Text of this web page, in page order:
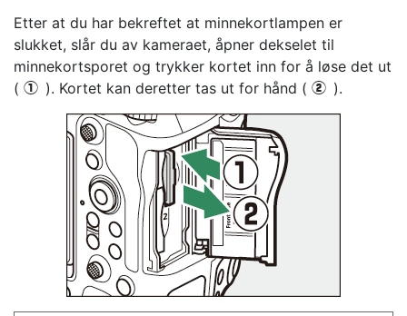
Etter at du har bekreftet at minnekortlampen er
slukket, slår du av kameraet, åpner dekselet til
minnekortsporet og trykker kortet inn for å løse det ut
( q ). Kortet kan deretter tas ut for hånd ( w ).